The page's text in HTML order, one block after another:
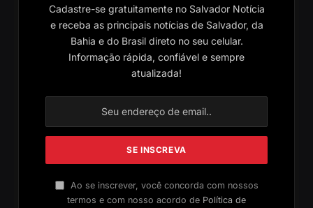
Cadastre-se gratuitamente no Salvador Notícia
e receba as principais notícias de Salvador, da
Bahia e do Brasil direto no seu celular.
Informação rápida, confiável e sempre
atualizada!
Ao se inscrever, você concorda com nossos
termos e com nosso acordo de Política de